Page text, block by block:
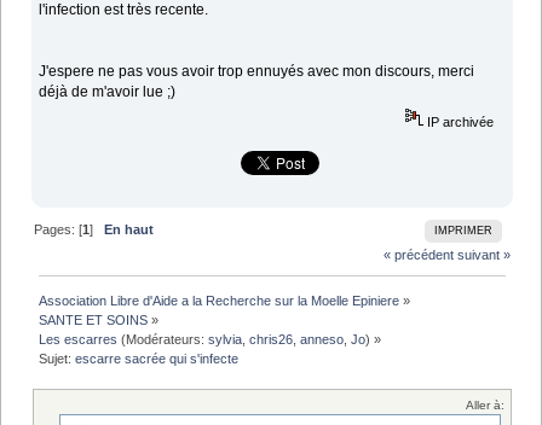
l'infection est très recente.
J'espere ne pas vous avoir trop ennuyés avec mon discours, merci
déjà de m'avoir lue ;)
IP archivée
IMPRIMER
Pages: [1]En haut
« précédent suivant »
Association Libre d'Aide a la Recherche sur la Moelle Epiniere »
SANTE ET SOINS »
Les escarres (Modérateurs:sylvia ,chris26 ,anneso ,Jo) »
Sujet:escarre sacrée qui s'infecte
Aller à: